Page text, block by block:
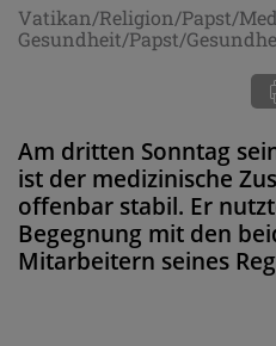
Vatikan/Religion/Papst/
Gesundheit/Papst/
Am dritten Sonntag
ist der medizinische
offenbar stabil. Er
Begegnung mit den
Mitarbeitern seines